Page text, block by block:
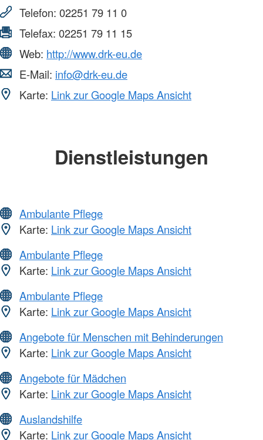
Telefon: 02251 79 11 0
Telefax: 02251 79 11 15
Web: http://www.drk-eu.de
E-Mail: info@drk-eu.de
Karte: Link zur Google Maps Ansicht
Dienstleistungen
Ambulante Pflege
Karte: Link zur Google Maps Ansicht
Ambulante Pflege
Karte: Link zur Google Maps Ansicht
Ambulante Pflege
Karte: Link zur Google Maps Ansicht
Angebote für Menschen mit Behinderungen
Karte: Link zur Google Maps Ansicht
Angebote für Mädchen
Karte: Link zur Google Maps Ansicht
Auslandshilfe
Karte: Link zur Google Maps Ansicht